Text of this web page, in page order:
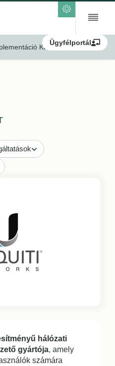
KKV-k részére
Ügyfélportál
hálózati
gyártója, amely
számára